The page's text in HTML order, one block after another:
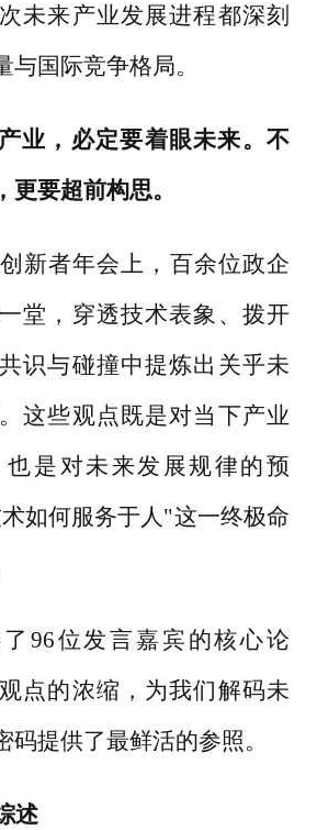
未来产业发展进程都深刻
与国际竞争格局。
业，必定要着眼未来。不
要超前构思。
新者年会上，百余位政企
堂，穿透技术表象、拨开
识与碰撞中提炼出关乎未
这些观点既是对当下产业
是对未来发展规律的预
如何服务于人"这一终极命
96位发言嘉宾的核心论
点的浓缩，为我们解码未
码提供了最鲜活的参照。
述